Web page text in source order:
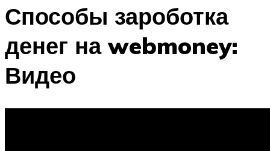
Способы зароботка
денег на webmoney:
Видео